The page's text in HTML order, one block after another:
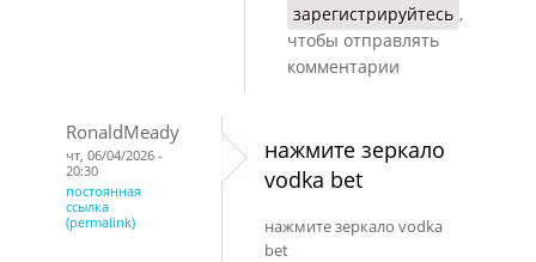
зарегистрируйтесь ,
чтобы отправлять
комментарии
RonaldMeady
чт, 06/04/2026 -
20:30
постоянная
ссылка
(permalink)
нажмите зеркало
vodka bet
нажмите зеркало vodka
bet